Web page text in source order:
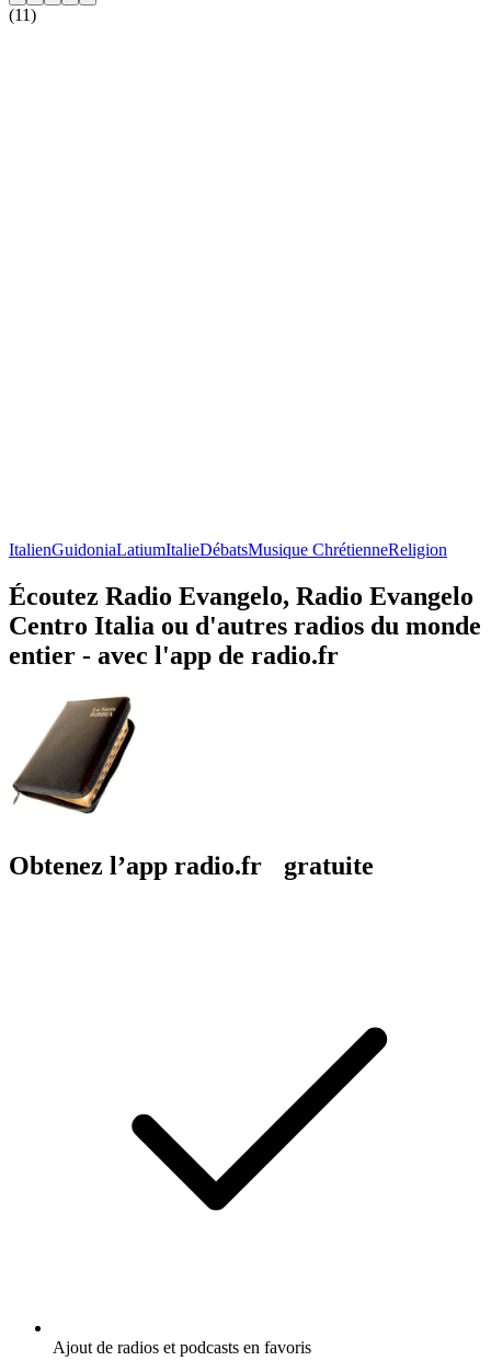
(11)
ItalienGuidoniaLatiumItalieDébatsMusique ChrétienneReligion
Écoutez Radio Evangelo, Radio Evangelo
Centro Italia ou d'autres radios du monde
entier - avec l'app de radio.fr
Obtenez l’app radio.fr gratuite
Ajout de radios et podcasts en favoris